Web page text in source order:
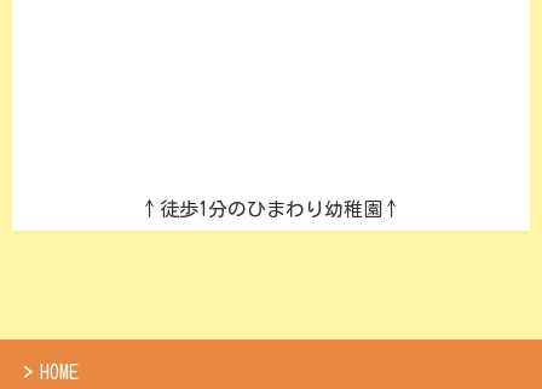
↑徒歩1分のひまわり幼稚園↑
HOME